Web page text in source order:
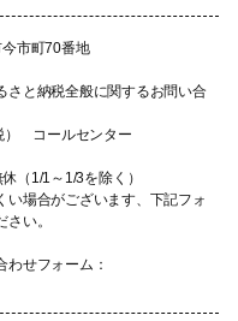
充実と高齢者福祉に資
者へのデマンドタクシー等
市町70番地
さと納税全般に関するお問い合
） コールセンター
（1/1～1/3を除く）
場合がございます、下記フォ
い。
わせフォーム：